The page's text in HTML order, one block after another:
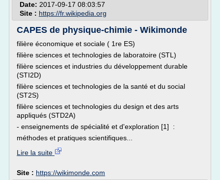
Date: 2017-09-17 08:03:57
Site : https://fr.wikipedia.org
CAPES de physique-chimie - Wikimonde
filière économique et sociale ( 1re ES)
filière sciences et technologies de laboratoire (STL)
filière sciences et industries du développement durable
(STI2D)
filière sciences et technologies de la santé et du social
(ST2S)
filière sciences et technologies du design et des arts
appliqués (STD2A)
- enseignements de spécialité et d'exploration [1] :
méthodes et pratiques scientifiques...
Lire la suite
Site : https://wikimonde.com